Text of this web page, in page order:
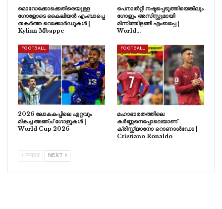
മൊറോക്കോക്കെതിരെയുള്ള
ഗോളോടെ കൈലിയൻ എംബാപ്പെ
തകർത്ത റെക്കോർഡുകൾ |
Kylian Mbappe
പെനാൽറ്റി നഷ്ടപ്പെടുത്തിയെങ്കിലും
ഗോളും അസിസ്റ്റുമായി
മിന്നിത്തിളങ്ങി എംബപ്പേ |
World…
FOOTBALL
2026 ലോകകപ്പിലെ ഏറ്റവും
മികച്ച അഞ്ച് ഗോളുകൾ |
World Cup 2026
FOOTBALL
മഹാഭാരതത്തിലെ
കർണ്ണനെപ്പോലെയാണ്
ക്രിസ്റ്റ്യാനോ റൊണാൾഡോ |
Cristiano Ronaldo
PREV NEXT